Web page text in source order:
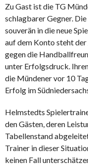
Zu Gast ist die TG
schlagbarer Gegner. Die
souverän in die neue
auf dem Konto steht
gegen die
unter Erfolgsdruck.
die Mündener vor 10
Erfolg im
Helmstedts
den Gästen, deren
Tabellenstand
Trainer in dieser
keinen Fall